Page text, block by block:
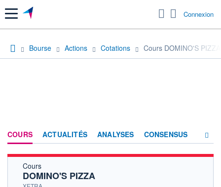
Menu Connexion
Bourse Actions Cotations Cours DOMINO'S PIZZA
COURS ACTUALITÉS ANALYSES CONSENSUS
Cours
DOMINO'S PIZZA